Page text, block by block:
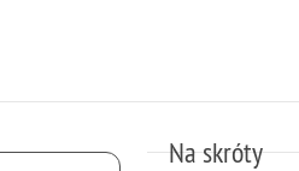
Na skróty